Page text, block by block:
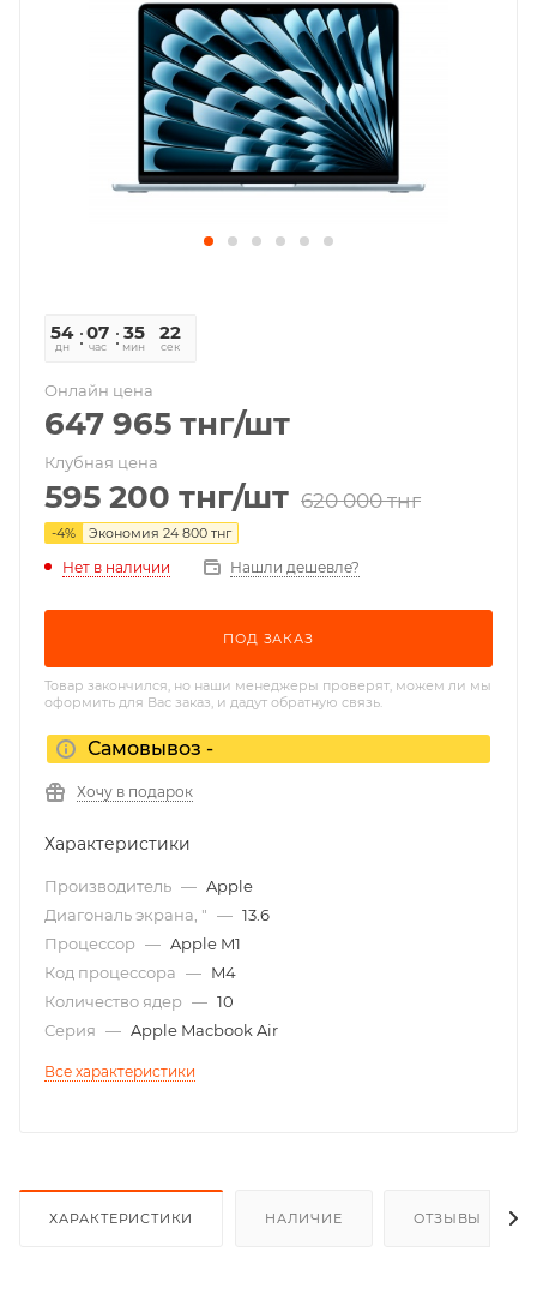
54
дн
07
час
35
мин
22
сек
Онлайн цена
647 965 тнг/шт
Клубная цена
595 200 тнг/шт 620 000тнг
-4% Экономия 24 800 тнг
Нет в наличии Нашли дешевле?
ПОД ЗАКАЗ
Товар закончился, но наши менеджеры проверят, можем ли мы
оформить для Вас заказ, и дадут обратную связь.
Самовывоз -
Хочу в подарок
Характеристики
Производитель — Apple
Диагональ экрана, " — 13.6
Процессор — Apple M1
Код процессора — M4
Количество ядер — 10
Серия — Apple Macbook Air
Все характеристики
ХАРАКТЕРИСТИКИ НАЛИЧИЕ ОТЗЫВЫ